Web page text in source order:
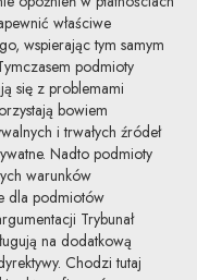
właściwe
wspierając tym samym
podmioty
się z problemami
bowiem
i trwałych źródeł
Nadto podmioty
warunków
dla podmiotów
Trybunał
na dodatkową
Chodzi tutaj